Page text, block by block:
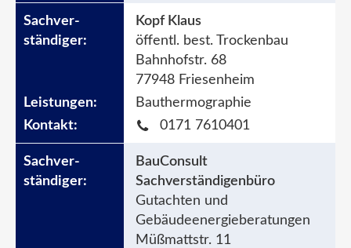
Kopf Klaus
öffentl. best. Trockenbau
Bahnhofstr. 68
77948 Friesenheim
Bauthermographie
0171 7610401
BauConsult
Sachverständigenbüro
Gutachten und
Gebäudeenergieberatungen
Müßmattstr. 11